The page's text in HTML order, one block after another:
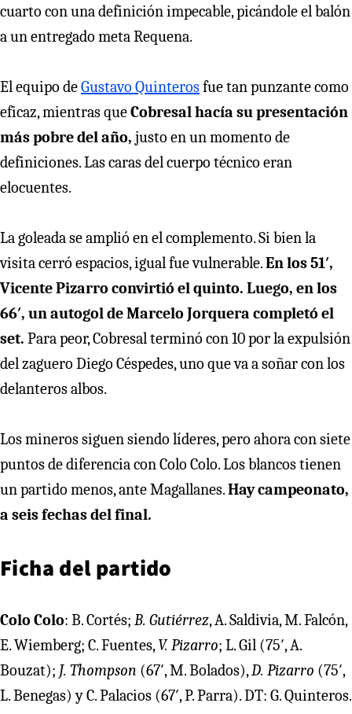
cuarto con una definición impecable, picándole el balón
a un entregado meta Requena.
El equipo deGustavo Quinterosfue tan punzante como
eficaz, mientras queCobresal hacía su presentación
más pobre del año, justo en un momento de
definiciones. Las caras del cuerpo técnico eran
elocuentes.
La goleada se amplió en el complemento. Si bien la
visita cerró espacios, igual fue vulnerable.En los 51′,
Vicente Pizarro convirtió el quinto. Luego, en los
66′, un autogol de Marcelo Jorquera completó el
set. Para peor, Cobresal terminó con 10 por la expulsión
del zaguero Diego Céspedes, uno que va a soñar con los
delanteros albos.
Los mineros siguen siendo líderes, pero ahora con siete
puntos de diferencia con Colo Colo. Los blancos tienen
un partido menos, ante Magallanes.Hay campeonato,
a seis fechas del final.
Ficha del partido
Colo Colo: B. Cortés; B. Gutiérrez, A. Saldivia, M. Falcón,
E. Wiemberg; C. Fuentes,V. Pizarro; L. Gil (75′, A.
Bouzat); J. Thompson (67′, M. Bolados),D. Pizarro (75′,
L. Benegas) y C. Palacios (67′, P. Parra). DT: G. Quinteros.